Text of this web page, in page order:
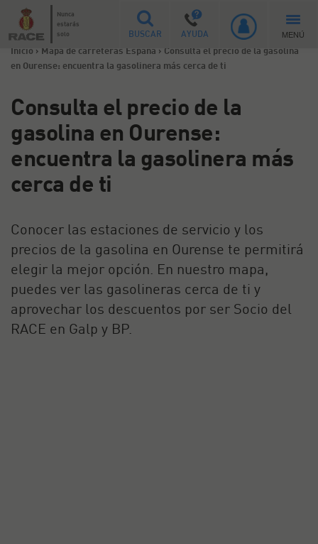
Nunca
estarás
solo
BUSCAR AYUDA
MENÚ
Inicio > Mapa de carreteras España > Consulta el precio de la gasolina
en Ourense: encuentra la gasolinera más cerca de ti
Consulta el precio de la
gasolina en Ourense:
encuentra la gasolinera más
cerca de ti
Conocer las estaciones de servicio y los
precios de la gasolina en Ourense te permitirá
elegir la mejor opción. En nuestro mapa,
puedes ver las gasolineras cerca de ti y
aprovechar los descuentos por ser Socio del
RACE en Galp y BP.